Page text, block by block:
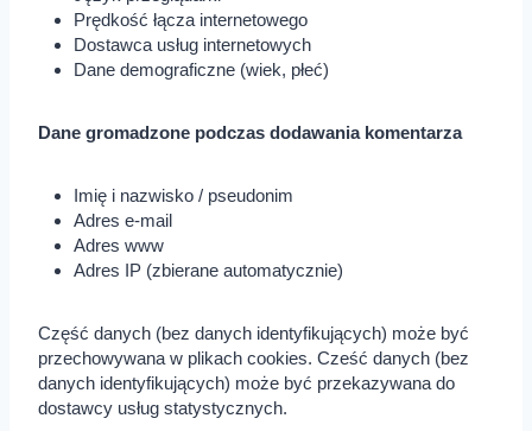
Prędkość łącza internetowego
Dostawca usług internetowych
Dane demograficzne (wiek, płeć)
Dane gromadzone podczas dodawania komentarza
Imię i nazwisko / pseudonim
Adres e-mail
Adres www
Adres IP (zbierane automatycznie)
Część danych (bez danych identyfikujących) może być
przechowywana w plikach cookies. Cześć danych (bez
danych identyfikujących) może być przekazywana do
dostawcy usług statystycznych.